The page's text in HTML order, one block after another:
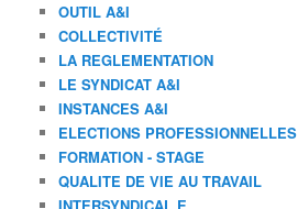
OUTIL A&I
COLLECTIVITÉ
LA REGLEMENTATION
LE SYNDICAT A&I
INSTANCES A&I
ELECTIONS PROFESSIONNELLES
FORMATION - STAGE
QUALITE DE VIE AU TRAVAIL